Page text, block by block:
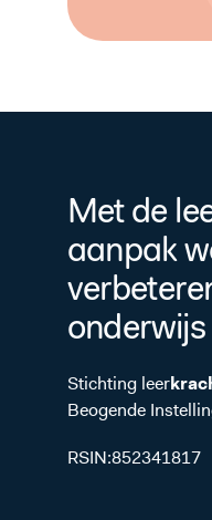
Met de
aanpak
onderwijs
Stichting leer
Beogende
RSIN:852341817